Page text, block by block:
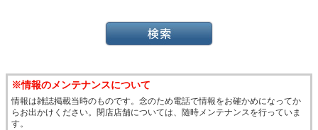
※情報のメンテナンスについて
情報は雑誌掲載当時のものです。念のため電話で情報をお確かめになってか
らお出かけください。閉店店舗については、随時メンテナンスを行っていま
す。